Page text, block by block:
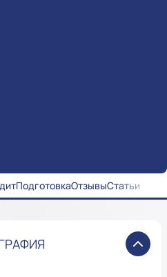
ПодготовкаОтзывыСтатьи